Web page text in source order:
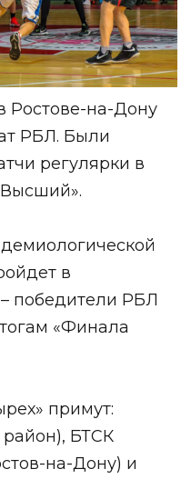
Ростове-на-Дону
РБЛ. Были
регулярки в
в
победители РБЛ
«Финала
примут:
район), БТСК
на-Дону) и